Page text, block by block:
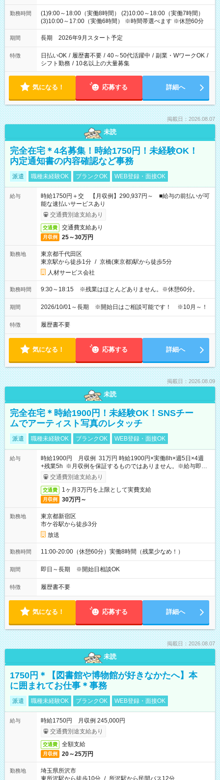
勤務時間
(1)9:00～18:00（実働8時間） (2)10:00～18:00（実働7時間）
(3)10:00～17:00（実働6時間） ※時間帯選べます ※休憩60分
期間 長期 2026年9月スタート予定
特徴 日払いOK / 履歴書不要 / 40～50代活躍中 / 副業・WワークOK /
シフト勤務 / 10名以上の大量募集
気になる！ 応募する 詳細へ
掲載日：2026.08.07
未読
完全在宅＊4名募集！時給1750円！未経験OK！
内定通知書の内容確認など事務
派遣 職種未経験OK ブランクOK WEB登録・面接OK
給与
時給1750円＋交 【月収例】290,937円～ ■給与の前払いが可
能な速払いサービスあり
交通費別途支給あり
交通費 交通費支給あり
月収例 25～30万円
勤務地
東京都千代田区
東京駅から徒歩1分 / 京橋(東京都)駅から徒歩5分
人材サービス会社
勤務時間 9:30～18:15 ※残業はほとんどありません。※休憩60分。
期間 2026/10/01～長期 ※開始日はご相談可能です！ ※10月～！
特徴 履歴書不要
気になる！ 応募する 詳細へ
掲載日：2026.08.09
未読
完全在宅＊時給1900円！未経験OK！SNSチー
ムでアーティスト写真のレタッチ
派遣 職種未経験OK ブランクOK WEB登録・面接OK
給与
時給1900円 月収例 31万円 時給1900円×実働8h×週5日×4週
+残業5h ※月収例を保証するものではありません。※給与即受
取りサービス利用可（利用条件有）
交通費別途支給あり
交通費 1ヶ月3万円を上限として実費支給
月収例 30万円～
勤務地
東京都新宿区
市ケ谷駅から徒歩3分
放送
勤務時間 11:00-20:00（休憩60分）実働8時間（残業少なめ！）
期間 即日～長期 ※開始日相談OK
特徴 履歴書不要
気になる！ 応募する 詳細へ
掲載日：2026.08.07
未読
1750円＊【図書館や博物館が好きなかたへ】本
に囲まれてお仕事＊事務
派遣 職種未経験OK ブランクOK WEB登録・面接OK
給与
時給1750円 月収例 245,000円
交通費別途支給あり
交通費 全額支給
月収例 20～25万円
勤務地
埼玉県所沢市
東所沢駅から徒歩10分 / 所沢駅から民間バス12分